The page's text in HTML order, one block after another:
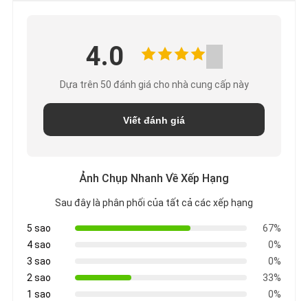
MẬT
4.0
Dựa trên 50 đánh giá cho nhà cung cấp này
Viết đánh giá
Ảnh Chụp Nhanh Về Xếp Hạng
Sau đây là phân phối của tất cả các xếp hạng
5 sao
67%
4 sao
0%
3 sao
0%
2 sao
33%
1 sao
0%